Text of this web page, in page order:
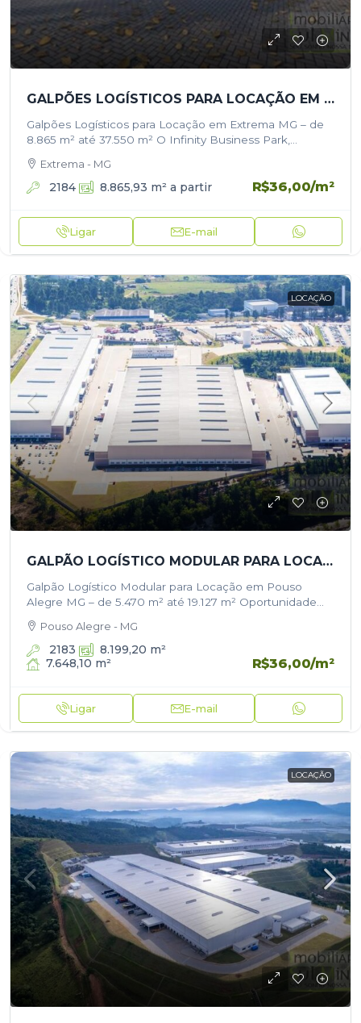
GALPÕES LOGÍSTICOS PARA LOCAÇÃO EM EXTREMA MG – DE 8.865 M² ATÉ 37.550 M²
Galpões Logísticos para Locação em Extrema MG – de
8.865 m² até 37.550 m² O Infinity Business Park,
Extrema/MG,…
Extrema - MG
2184 8.865,93 m² a partir R$36,00/m²
Ligar E-mail
LOCAÇÃO
GALPÃO LOGÍSTICO MODULAR PARA LOCAÇÃO EM POUSO ALEGRE MG – DE 5.470 M² ATÉ 19.127 M²
Galpão Logístico Modular para Locação em Pouso
Alegre MG – de 5.470 m² até 19.127 m² Oportunidade
logístico de alto padrão…
Pouso Alegre - MG
2183 8.199,20 m²
7.648,10 m² R$36,00/m²
Ligar E-mail
LOCAÇÃO